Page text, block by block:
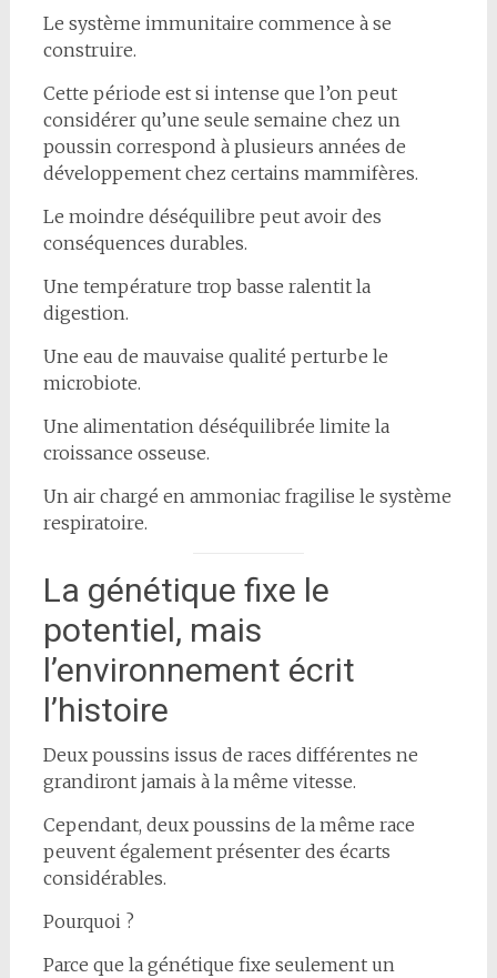
Le système immunitaire commence à se
construire.
Cette période est si intense que l’on peut
considérer qu’une seule semaine chez un
poussin correspond à plusieurs années de
développement chez certains mammifères.
Le moindre déséquilibre peut avoir des
conséquences durables.
Une température trop basse ralentit la
digestion.
Une eau de mauvaise qualité perturbe le
microbiote.
Une alimentation déséquilibrée limite la
croissance osseuse.
Un air chargé en ammoniac fragilise le système
respiratoire.
La génétique fixe le
potentiel, mais
l’environnement écrit
l’histoire
Deux poussins issus de races différentes ne
grandiront jamais à la même vitesse.
Cependant, deux poussins de la même race
peuvent également présenter des écarts
considérables.
Pourquoi ?
Parce que la génétique fixe seulement un